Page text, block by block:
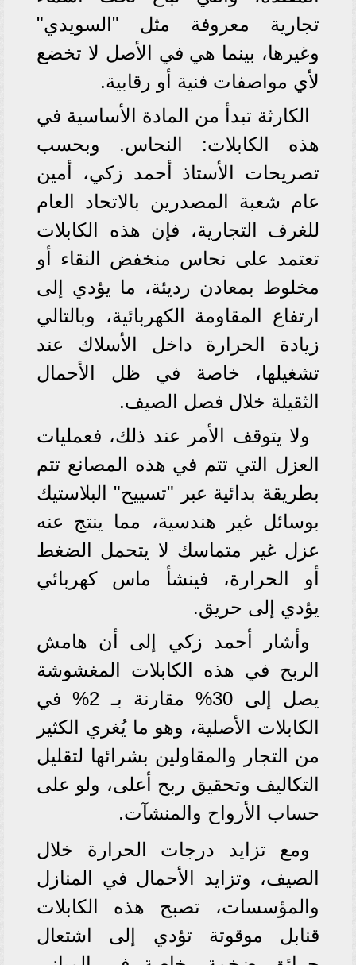
تجارية معروفة مثل "السويدي"
وغيرها، بينما هي في الأصل لا تخضع
لأي مواصفات فنية أو رقابية.
الكارثة تبدأ من المادة الأساسية في
هذه الكابلات: النحاس. وبحسب
تصريحات الأستاذ أحمد زكي، أمين
عام شعبة المصدرين بالاتحاد العام
للغرف التجارية، فإن هذه الكابلات
تعتمد على نحاس منخفض النقاء أو
مخلوط بمعادن رديئة، ما يؤدي إلى
ارتفاع المقاومة الكهربائية، وبالتالي
زيادة الحرارة داخل الأسلاك عند
تشغيلها، خاصة في ظل الأحمال
الثقيلة خلال فصل الصيف.
ولا يتوقف الأمر عند ذلك، فعمليات
العزل التي تتم في هذه المصانع تتم
بطريقة بدائية عبر "تسييح" البلاستيك
بوسائل غير هندسية، مما ينتج عنه
عزل غير متماسك لا يتحمل الضغط
أو الحرارة، فينشأ ماس كهربائي
يؤدي إلى حريق.
وأشار أحمد زكي إلى أن هامش
الربح في هذه الكابلات المغشوشة
يصل إلى 30% مقارنة بـ 2% في
الكابلات الأصلية، وهو ما يُغري الكثير
من التجار والمقاولين بشرائها لتقليل
التكاليف وتحقيق ربح أعلى، ولو على
حساب الأرواح والمنشآت.
ومع تزايد درجات الحرارة خلال
الصيف، وتزايد الأحمال في المنازل
والمؤسسات، تصبح هذه الكابلات
قنابل موقوتة تؤدي إلى اشتعال